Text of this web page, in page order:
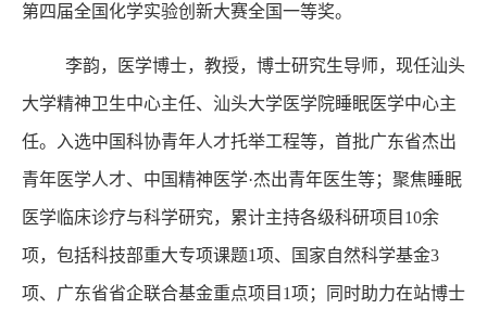
第四届全国化学实验创新大赛全国一等奖。
李韵，医学博士，教授，博士研究生导师，现任汕头
大学精神卫生中心主任、汕头大学医学院睡眠医学中心主
任。入选中国科协青年人才托举工程等，首批广东省杰出
青年医学人才、中国精神医学·杰出青年医生等；聚焦睡眠
医学临床诊疗与科学研究，累计主持各级科研项目10余
项，包括科技部重大专项课题1项、国家自然科学基金3
项、广东省省企联合基金重点项目1项；同时助力在站博士